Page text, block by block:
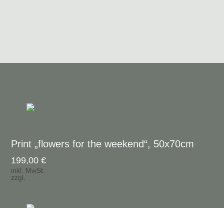
Print „flowers for the weekend“, 50x70cm
199,00€
inkl. MwSt.
zzgl.